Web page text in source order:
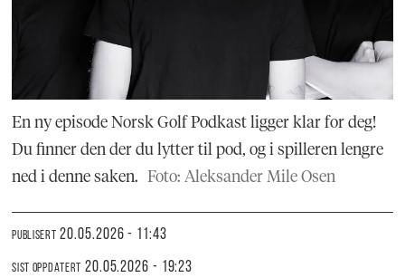
En ny episode Norsk Golf Podkast ligger klar for deg!
Du finner den der du lytter til pod, og i spilleren lengre
ned i denne saken. Foto: Aleksander Mile Osen
PUBLISERT 20.05.2026 - 11:43
SIST OPPDATERT 20.05.2026 - 19:23